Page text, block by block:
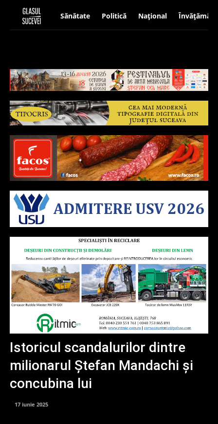
Sănătate Politică Național Învățământ
Istoricul scandalurilor dintre
milionarul Ștefan Mandachi și
concubina lui
17 iunie 2025